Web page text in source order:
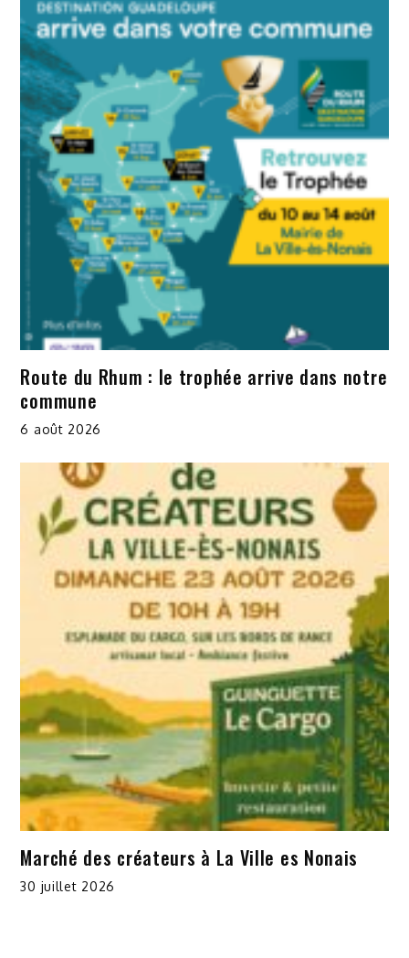
Route du Rhum : le trophée arrive dans notre
commune
6 août 2026
Marché des créateurs à La Ville es Nonais
30 juillet 2026